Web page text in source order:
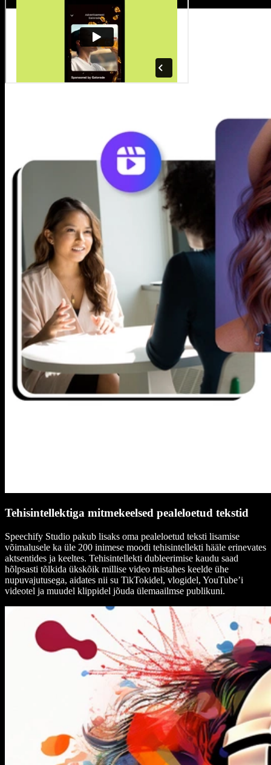
Tehisintellektiga mitmekeelsed pealeloetud tekstid
Speechify Studio pakub lisaks oma pealeloetud teksti lisamise
võimalusele ka üle 200 inimese moodi tehisintellekti hääle erinevates
aktsentides ja keeltes. Tehisintellekti dubleerimise kaudu saad
hõlpsasti tõlkida ükskõik millise video mistahes keelde ühe
nupuvajutusega, aidates nii su TikTokidel, vlogidel, YouTube’i
videotel ja muudel klippidel jõuda ülemaailmse publikuni.